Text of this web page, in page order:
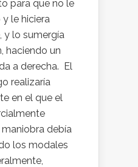
para que no le
le hiciera
y lo sumergía
haciendo un
a derecha. El
realizaría
en el que el
debía
los modales